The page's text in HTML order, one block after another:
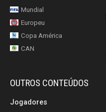
Mundial
Europeu
Copa América
CAN
OUTROS CONTEÚDOS
Jogadores